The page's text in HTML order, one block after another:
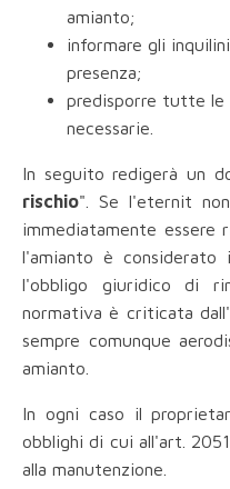
amianto;
informare gli
presenza;
predisporre tutte le
necessarie.
In seguito redigerà un
rischio". Se l'eternit
immediatamente essere
l'amianto è
l'obbligo giuridico di
normativa è criticata
sempre comunque
amianto.
In ogni caso il
obblighi di cui all'art.
alla manutenzione.